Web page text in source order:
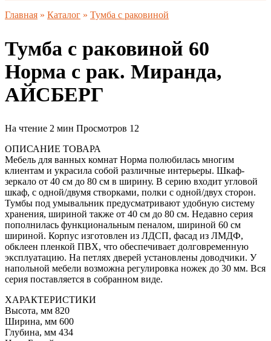
Главная » Каталог » Тумба с раковиной
Тумба с раковиной 60
Норма с рак. Миранда,
АЙСБЕРГ
На чтение 2 мин Просмотров 12
ОПИСАНИЕ ТОВАРА
Мебель для ванных комнат Норма полюбилась многим
клиентам и украсила собой различные интерьеры. Шкаф-
зеркало от 40 см до 80 см в ширину. В серию входит угловой
шкаф, с одной/двумя створками, полки с одной/двух сторон.
Тумбы под умывальник предусматривают удобную систему
хранения, шириной также от 40 см до 80 см. Недавно серия
пополнилась функциональным пеналом, шириной 60 см
шириной. Корпус изготовлен из ЛДСП, фасад из ЛМДФ,
обклеен пленкой ПВХ, что обеспечивает долговременную
эксплуатацию. На петлях дверей установлены доводчики. У
напольной мебели возможна регулировка ножек до 30 мм. Вся
серия поставляется в собранном виде.
ХАРАКТЕРИСТИКИ
Высота, мм 820
Ширина, мм 600
Глубина, мм 434